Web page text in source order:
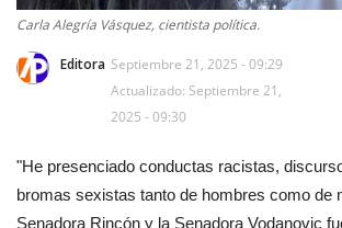
Carla Alegría Vásquez, cientista política.
Editora Septiembre 21, 2025 - 09:29
Actualizado: Septiembre 21,
2025 - 09:30
"He presenciado conductas racistas,
bromas sexistas tanto de hombres como de
Senadora Rincón y la Senadora Vodanovic